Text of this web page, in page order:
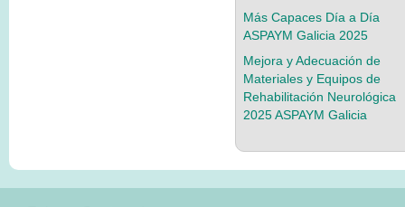
Más Capaces Día a Día
ASPAYM Galicia 2025
Mejora y Adecuación de
Materiales y Equipos de
Rehabilitación Neurológica
2025 ASPAYM Galicia